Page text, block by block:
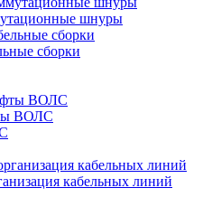
шнуры
сборки
ВОЛС
кабельных линий